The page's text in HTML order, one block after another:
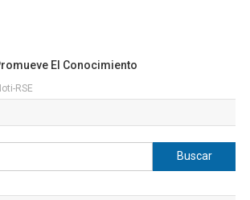
Últimos Días Para Inscripción: